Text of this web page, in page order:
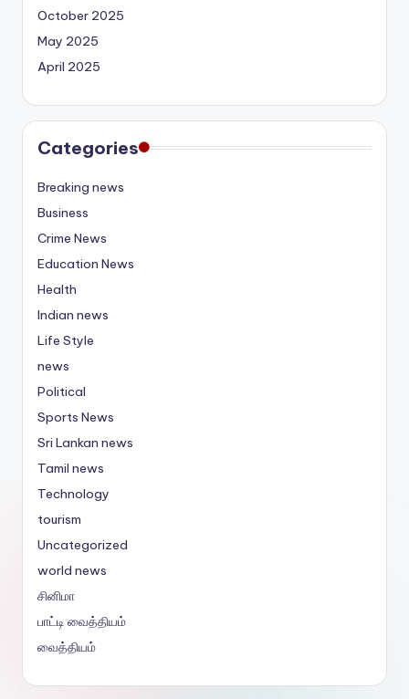
October 2025
May 2025
April 2025
Categories
Breaking news
Business
Crime News
Education News
Health
Indian news
Life Style
news
Political
Sports News
Sri Lankan news
Tamil news
Technology
tourism
Uncategorized
world news
சினிமா
பாட்டி வைத்தியம்
வைத்தியம்